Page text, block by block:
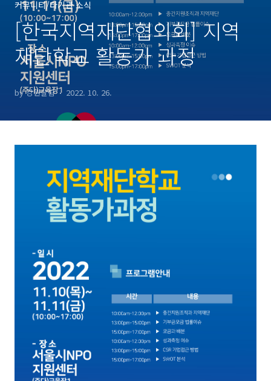
커뮤니티/타기관 소식
[한국지역재단협의회] 지역
재단학교 활동가 과정
by 강원살림 2022. 10. 26.